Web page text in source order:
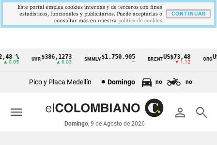
Cintillo
económicos
Colombia
% UVR$386,1273
▲ 0.03
SMMLV$1.750.905 BRENTUS$73,48
▼ 1.12
ORO
Pico y Placa Medellín Domingo no no
person search
Domingo, 9 de Agosto de 2026
menu
Este portal emplea cookies internas y de terceros con fines
estadísticos, funcionales y publicitarios. Puede aceptarlas o
consultar más en nuestra politica de cookies
CONTINUAR